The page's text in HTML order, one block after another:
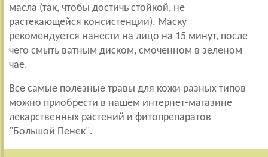
масла (так, чтобы достичь стойкой, не
растекающейся консистенции). Маску
рекомендуется нанести на лицо на 15 минут, после
чего смыть ватным диском, смоченном в зеленом
чае.
Все самые полезные травы для кожи разных типов
можно приобрести в нашем интернет-магазине
лекарственных растений и фитопрепаратов
"Большой Пенек".